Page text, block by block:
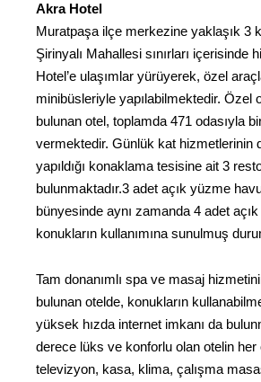
Akra Hotel
Muratpaşa ilçe merkezine yaklaşık 3
Şirinyalı Mahallesi sınırları içerisinde
Hotel’e ulaşımlar yürüyerek, özel
minibüsleriyle yapılabilmektedir. Özel
bulunan otel, toplamda 471 odasıyla
vermektedir. Günlük kat hizmetlerinin
yapıldığı konaklama tesisine ait 3
bulunmaktadır.3 adet açık yüzme
bünyesinde aynı zamanda 4 adet
konukların kullanımına sunulmuş
Tam donanımlı spa ve masaj
bulunan otelde, konukların
yüksek hızda internet imkanı da
derece lüks ve konforlu olan otelin her
televizyon, kasa, klima, çalışma